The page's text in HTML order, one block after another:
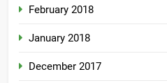
February 2018
January 2018
December 2017